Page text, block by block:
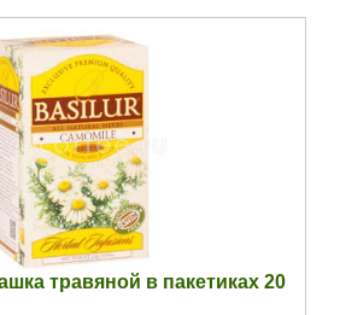
травяной в пакетиках 20